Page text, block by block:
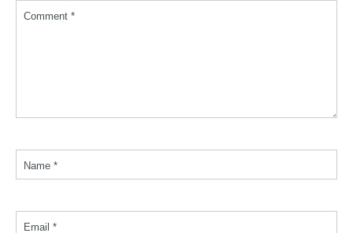
Comment *
Name *
Email *